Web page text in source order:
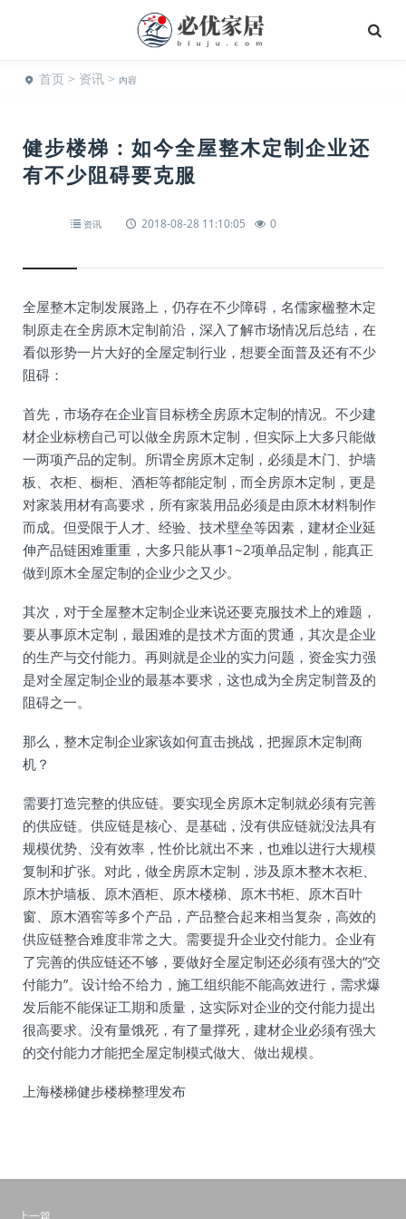
首页 > 资讯 > 内容
健步楼梯：如今全屋整木定制企业还
有不少阻碍要克服
资讯 2018-08-28 11:10:05 0
全屋整木定制发展路上，仍存在不少障碍，名儒家楹整木定
制原走在全房原木定制前沿，深入了解市场情况后总结，在
看似形势一片大好的全屋定制行业，想要全面普及还有不少
阻碍：
首先，市场存在企业盲目标榜全房原木定制的情况。不少建
材企业标榜自己可以做全房原木定制，但实际上大多只能做
一两项产品的定制。所谓全房原木定制，必须是木门、护墙
板、衣柜、橱柜、酒柜等都能定制，而全房原木定制，更是
对家装用材有高要求，所有家装用品必须是由原木材料制作
而成。但受限于人才、经验、技术壁垒等因素，建材企业延
伸产品链困难重重，大多只能从事1~2项单品定制，能真正
做到原木全屋定制的企业少之又少。
其次，对于全屋整木定制企业来说还要克服技术上的难题，
要从事原木定制，最困难的是技术方面的贯通，其次是企业
的生产与交付能力。再则就是企业的实力问题，资金实力强
是对全屋定制企业的最基本要求，这也成为全房定制普及的
阻碍之一。
那么，整木定制企业家该如何直击挑战，把握原木定制商
机？
需要打造完整的供应链。要实现全房原木定制就必须有完善
的供应链。供应链是核心、是基础，没有供应链就没法具有
规模优势、没有效率，性价比就出不来，也难以进行大规模
复制和扩张。对此，做全房原木定制，涉及原木整木衣柜、
原木护墙板、原木酒柜、原木楼梯、原木书柜、原木百叶
窗、原木酒窖等多个产品，产品整合起来相当复杂，高效的
供应链整合难度非常之大。需要提升企业交付能力。企业有
了完善的供应链还不够，要做好全屋定制还必须有强大的“交
付能力”。设计给不给力，施工组织能不能高效进行，需求爆
发后能不能保证工期和质量，这实际对企业的交付能力提出
很高要求。没有量饿死，有了量撑死，建材企业必须有强大
的交付能力才能把全屋定制模式做大、做出规模。
上海楼梯健步楼梯整理发布
上一篇